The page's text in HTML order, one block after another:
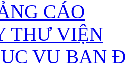
CÁO
THƯ VIỆN
VỤ BẠN